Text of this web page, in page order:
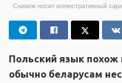
Снимок носит иллюстративный
Польский язык похож
обычно беларусам